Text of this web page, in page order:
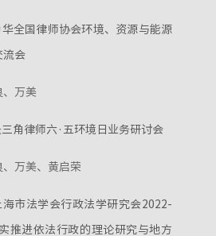
华全国律师协会环境、资源与能源
流会
、万美
角律师六·五环境日业务研讨会
万美、黄启荣
海市法学会行政法学研究会2022-
推进依法行政的理论研究与地方